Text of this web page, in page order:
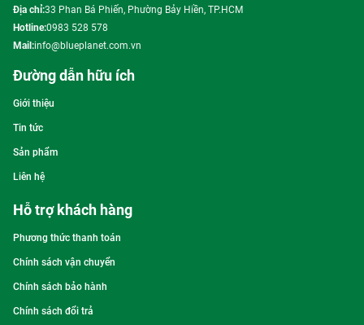
Địa chỉ:33 Phan Bá Phiến, Phường Bảy Hiền, TP.HCM
Hotline:0983 528 578
Mail:info@blueplanet.com.vn
Đường dẫn hữu ích
Giới thiệu
Tin tức
Sản phẩm
Liên hệ
Hỗ trợ khách hàng
Phương thức thanh toán
Chính sách vận chuyển
Chính sách bảo hành
Chính sách đổi trả